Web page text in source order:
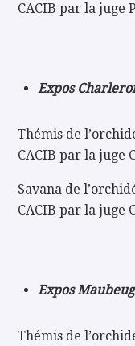
CACIB par la juge
Expos
Thémis de
CACIB par la juge
Savana de
CACIB par la juge
Expos
Thémis de